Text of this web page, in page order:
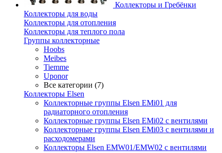
Коллекторы и Гребёнки
Коллекторы для воды
Коллекторы для отопления
Коллекторы для теплого пола
Группы коллекторные
Hoobs
Meibes
Tiemme
Uponor
Все категории (7)
Коллекторы Elsen
Коллекторные группы Elsen EMi01 для
радиаторного отопления
Коллекторные группы Elsen EMi02 с вентилями
Коллекторные группы Elsen EMi03 с вентилями и
расходомерами
Коллекторы Elsen EMW01/EMW02 с вентилями